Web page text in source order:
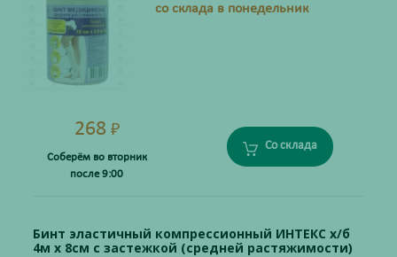
со склада в понедельник
268 ₽
Соберём во вторник
после 9:00
Со склада
Бинт эластичный компрессионный ИНТЕКС х/б
4м х 8см с застежкой (средней растяжимости)